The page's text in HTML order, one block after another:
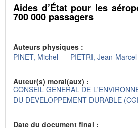
Aides d’État pour les
700 000 passagers
Auteurs physiques :
PINET, Michel
PIETRI, Jean-Marcel
Auteur(s) moral(aux) :
CONSEIL GENERAL DE
DU DEVELOPPEMENT DURABLE
Date du document final :